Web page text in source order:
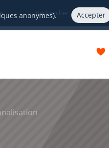
anonymes). Accepter